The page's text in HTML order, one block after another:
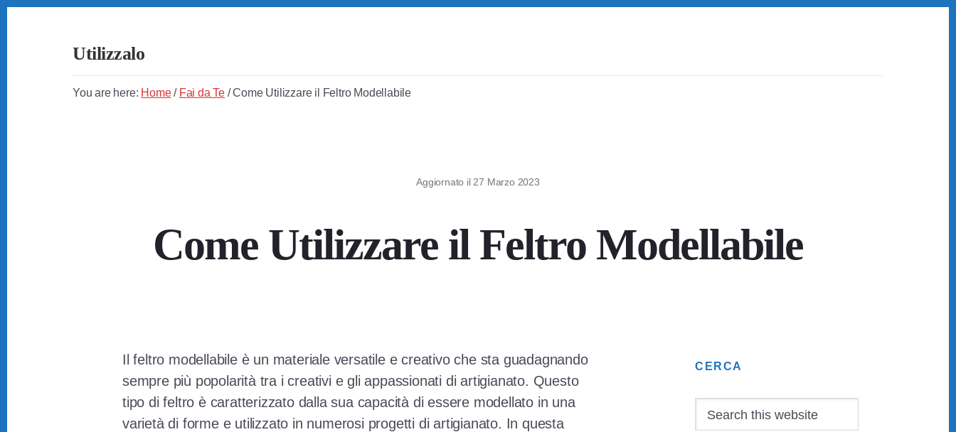
Utilizzalo
su
You are here: Home / Fai da Te /Come Utilizzare il Feltro Modellabile
Aggiornato il 27 Marzo 2023
Come Utilizzare il Feltro Modellabile
Il feltro modellabile è un materiale versatile e creativo che sta guadagnando
sempre più popolarità tra i creativi e gli appassionati di artigianato. Questo
tipo di feltro è caratterizzato dalla sua capacità di essere modellato in una
varietà di forme e utilizzato in numerosi progetti di artigianato. In questa
Primary
Sidebar
CERCA